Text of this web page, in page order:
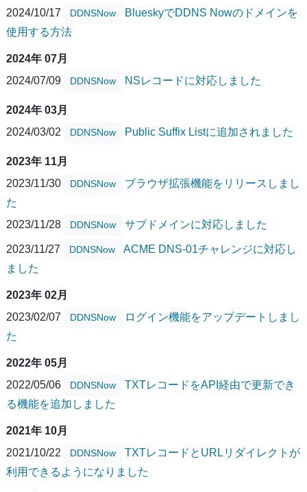
2024/10/17 DDNSNow
BlueskyでDDNS Nowのドメインを
使用する方法
2024年 07月
2024/07/09
DDNSNow NSレコードに対応しました
2024年 03月
2024/03/02
DDNSNow Public Suffix Listに追加されました
2023年 11月
2023/11/30
DDNSNow
ブラウザ拡張機能をリリースしまし
た
2023/11/28
DDNSNow サブドメインに対応しました
2023/11/27 DDNSNow
ACME DNS-01チャレンジに対応し
ました
2023年 02月
2023/02/07
DDNSNow
ログイン機能をアップデートしまし
た
2022年 05月
2022/05/06
DDNSNow
TXTレコードをAPI経由で更新でき
る機能を追加しました
2021年 10月
2021/10/22
DDNSNow
TXTレコードとURLリダイレクトが
利用できるようになりました